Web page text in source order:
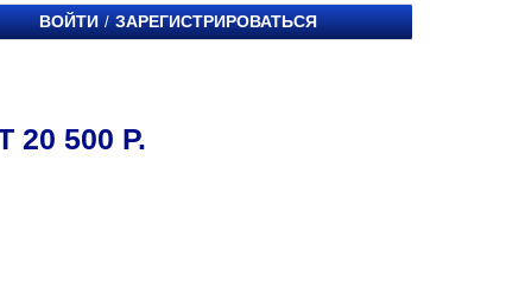
ВОЙТИ / ЗАРЕГИСТРИРОВАТЬСЯ
500 Р.